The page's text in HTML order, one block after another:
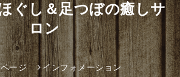
ぐし＆足つぼの癒しサ
ロン
ージ インフォメーション